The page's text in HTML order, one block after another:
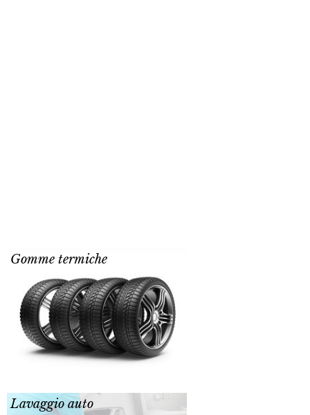
Gomme termiche
Lavaggio auto